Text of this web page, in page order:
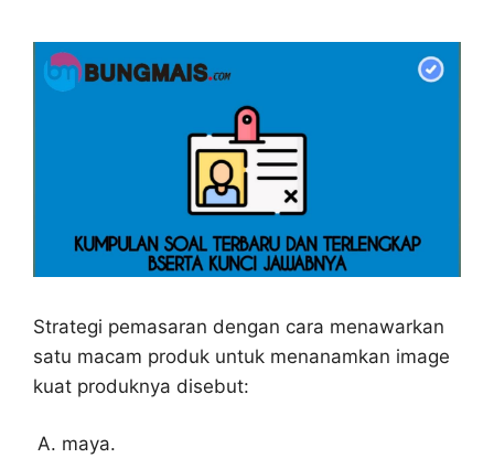
Strategi pemasaran dengan cara menawarkan
satu macam produk untuk menanamkan image
kuat produknya disebut:
maya.